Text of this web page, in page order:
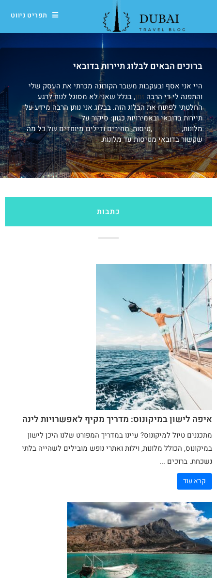
תפריט ניווט
ברוכים הבאים לבלוג תיירות בדובאי
היי אני אסף ובעקבות משבר הקורונה מכרתי את העסק שלי
והתפנה לי די הרבה זמן, בגלל שאני לא מסוגל לנוח לרגע
החלטתי לפתוח את הבלוג הזה. בבלוג אני נותן הרבה מידע על
תיירות בדובאי ובאמירויות כגוון: סיקור על
מלונות,אטרקציות,טיסות, מחירים ודילים מיוחדים של כל מה
שקשור בדובאי מטיסות עד מלונות.
כתבות
איפה לישון במיקונוס: מדריך מקיף לאפשרויות לינה
מתכננים טיול למיקונוס? עיינו במדריך המפורט שלנו היכן לישון
במיקונוס, הכולל מלונות, וילות ואתרי נופש מובילים לשהייה בלתי
נשכחת. ברוכים ...
קרא עוד